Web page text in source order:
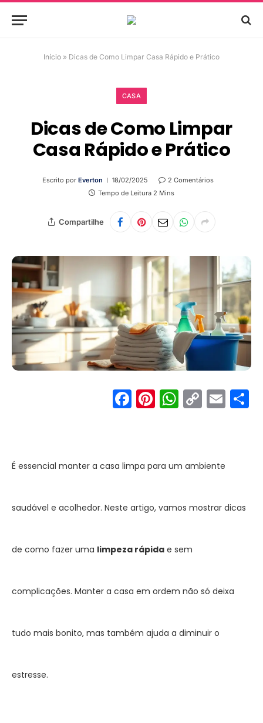
Início » Dicas de Como Limpar Casa Rápido e Prático
CASA
Dicas de Como Limpar
Casa Rápido e Prático
Escrito por Everton 18/02/2025
2 Comentários
Tempo de Leitura 2 Mins
Compartilhe
Facebook
Pinterest
Copy
Link
É essencial manter a casa limpa para um ambiente
saudável e acolhedor. Neste artigo, vamos mostrar dicas
de como fazer uma limpeza rápida e sem
complicações. Manter a casa em ordem não só deixa
tudo mais bonito, mas também ajuda a diminuir o
estresse.